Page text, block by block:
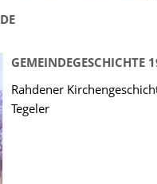
GEMEINDEGESCHICHTE
Rahdener
Tegeler